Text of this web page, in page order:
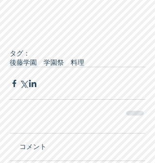
タグ：
後藤学園 学園祭 料理
コメント